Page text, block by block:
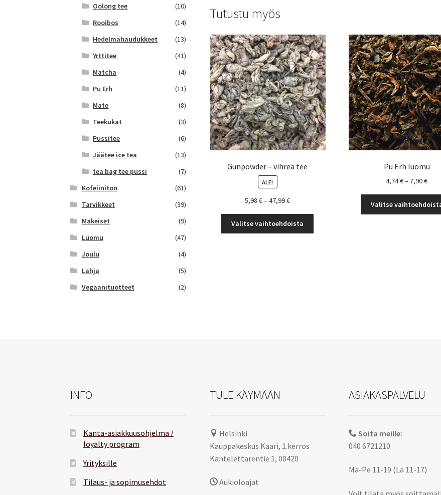
Tutustu myös
Gunpowder – vihreä tee
ALE!
5,98€–47,99€Hintaluokka:
-
47,99 €
Valitse vaihtoehdoista
Pu Erh luomu
4,74€– 7,90€
-
7,90
Valitse
Oolong tee
(10)
Rooibos
(14)
Hedelmähaudukkeet
(13)
Yrttitee
(41)
Matcha
(4)
Pu Erh
(11)
Mate
(8)
Teekukat
(3)
Pussitee
(6)
Jäätee ice tea
(13)
tea bag tee pussi
(7)
Kofeiiniton
(61)
Tarvikkeet
(39)
Makeiset
(9)
Luomu
(47)
Joulu
(4)
Lahja
(5)
Vegaanituotteet
(2)
INFO
Kanta-asiakkuusohjelma /
loyalty program
Yrityksille
Tilaus- ja sopimusehdot
TULE KÄYMÄÄN
Helsinki
Kauppakeskus Kaari, 1.kerros
Kantelettarentie 1, 00420
Aukioloajat
ASIAKASPALVELU
Soita meille:
040 6721210
Ma-Pe 11-19 (La 11-17)